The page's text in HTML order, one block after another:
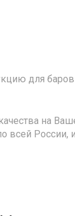
для баров
на
всей